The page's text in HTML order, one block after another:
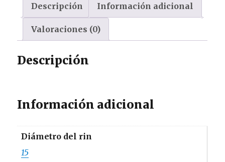
Descripción Información adicional
Valoraciones (0)
Descripción
Información adicional
Diámetro del rin
15